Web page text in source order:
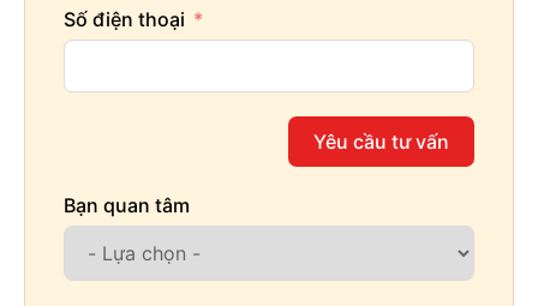
Số điện thoại
Yêu cầu tư vấn
Bạn quan tâm